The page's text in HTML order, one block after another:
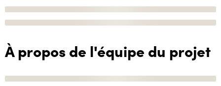
À propos de l'équipe du projet